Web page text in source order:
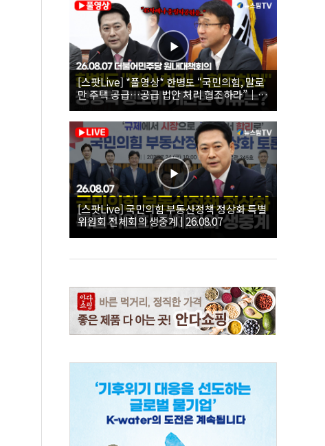
[스팟Live] *풀영상* 한병도 “국민의힘, 말로
만 주택 공급…공급 법안 처리 협조하라”｜
26.08.07 더불어민주당 원내대책회의
[스팟Live] 국민의힘 부동산정책 정상화 특별
위원회 전체회의 생중계 | 26.08.07